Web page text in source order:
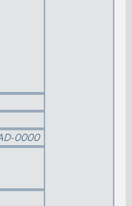
0000